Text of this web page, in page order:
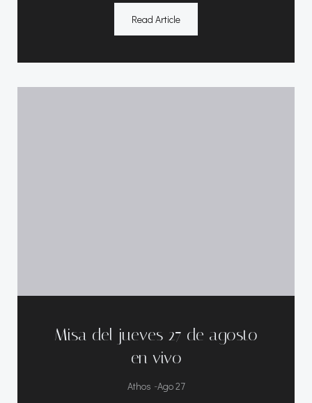
Read Article
Misa del jueves 27 de agosto
en vivo
Athos -Ago 27